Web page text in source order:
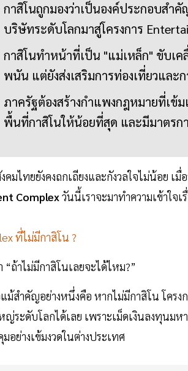
กาสิโนถูกมองว่าเป็นองค์ประกอบสำ
บริษัทระดับโลกมาสู่โครงการ
กาสิโนทำหน้าที่เป็น "แม่เหล็ก" ขับเค
พนัน แต่ยังส่งเสริมการท่องเที่ยวและก
ภาครัฐต้องสร้างกำแพงกฎหมายที่เข้
พื้นที่กาสิโนให้น้อยที่สุด และมีมาตรก
มไทยยังคงถกเถียงและกังวลใจไม่น้อย เมื่
Complexวันนี้เราจะมาทำความเข้าใ
ที่ไม่มีกาสิโน ?
“ถ้าไม่มีกาสิโนเลยจะได้ไหม?”
สำคัญอย่างหนึ่งคือ หากไม่มีกาสิโน โครง
ระดับโลกได้เลย เพราะเม็ดเงินลงทุนม
อย่างเข้มงวดในต่างประเทศ